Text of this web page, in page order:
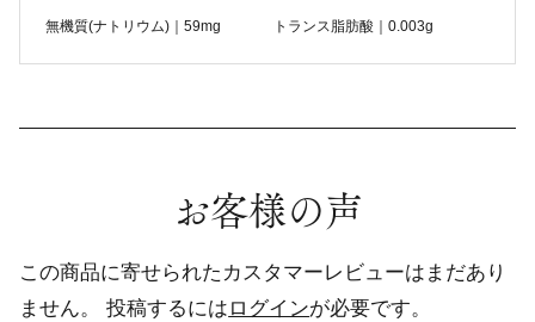
無機質(ナトリウム)｜59mg トランス脂肪酸｜0.003g
お客様の声
この商品に寄せられたカスタマーレビューはまだあり
ません。
投稿するには ログインが必要です。